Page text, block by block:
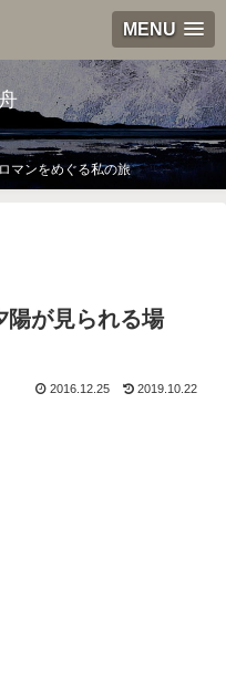
MENU
マンをめぐる私の旅
陽が見られる場
2016.12.25 2019.10.22